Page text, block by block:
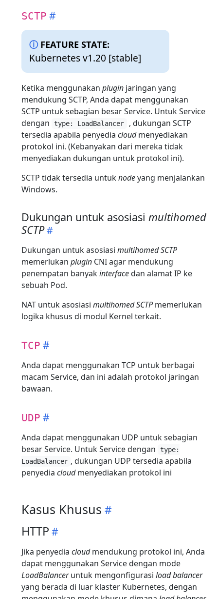
SCTP
FEATURE STATE:
Kubernetes v1.20 [stable]
Ketika menggunakan plugin jaringan yang
mendukung SCTP, Anda dapat menggunakan
SCTP untuk sebagian besar Service. Untuk Service
dengan
type: LoadBalancer
, dukungan SCTP
tersedia apabila penyedia cloudmenyediakan
protokol ini. (Kebanyakan dari mereka tidak
menyediakan dukungan untuk protokol ini).
SCTP tidak tersedia untuknodeyang menjalankan
Windows.
Dukungan untuk asosiasi multihomed
SCTP
Dukungan untuk asosiasi multihomed SCTP
memerlukan plugin CNI agar mendukung
penempatan banyakinterfacedan alamat IP ke
sebuah Pod.
NAT untuk asosiasi multihomed SCTP memerlukan
logika khusus di modul Kernel terkait.
TCP
Anda dapat menggunakan TCP untuk berbagai
macam Service, dan ini adalah protokol jaringan
bawaan.
UDP
Anda dapat menggunakan UDP untuk sebagian
besar Service. Untuk Service dengan
type:
LoadBalancer , dukungan UDP tersedia apabila
penyedia cloudmenyediakan protokol ini
Kasus Khusus
HTTP
Jika penyedia cloudmendukung protokol ini, Anda
dapat menggunakan Service dengan mode
LoadBalanceruntuk mengonfigurasi load balancer
yang berada di luar klaster Kubernetes, dengan